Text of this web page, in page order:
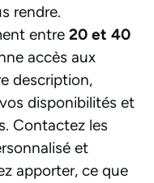
rendre.
entre 20 et 40
accès aux
description,
disponibilités et
Contactez les
et
apporter, ce que